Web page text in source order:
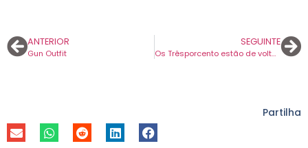
ANTERIOR
Gun Outfit
SEGUINTE
Os Trêsporcento estão de volta com o novo disco ‘Já Não Posso Ficar Aqui’.
Partilha